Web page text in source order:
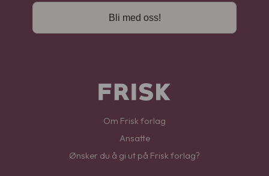
Bli med oss!
Om Frisk forlag
Ansatte
Ønsker du å gi ut på Frisk forlag?